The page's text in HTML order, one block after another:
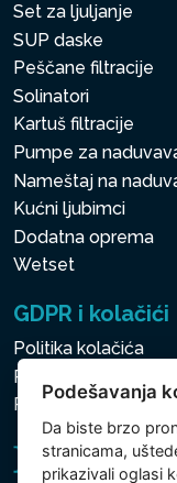
Set za ljuljanje
SUP daske
Peščane filtracije
Solinatori
Kartuš filtracije
Pumpe za
Nameštaj na
Kućni ljubimci
Dodatna oprema
Wetset
GDPR i kolačići
Politika kolačića
Politika zaštite
Politika kolačića
Podešavanja
Da biste brzo
stranicama,
prikazivali oglasi